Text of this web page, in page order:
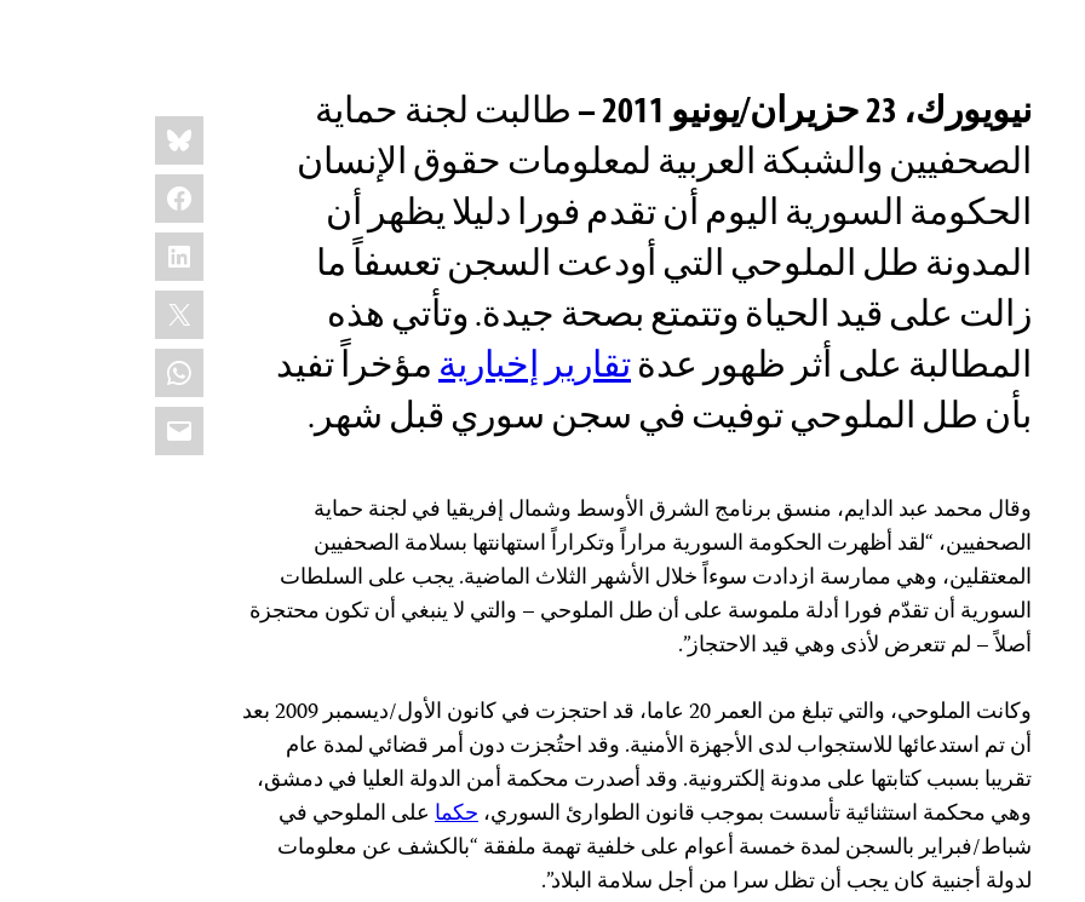
Share
this:
Bluesky
Facebook
LinkedIn
X
WhatsApp
Email
نيويورك، 23 حزيران/يونيو 2011 –
طالبت لجنة حماية
الصحفيين والشبكة العربية لمعلومات حقوق الإنسان
الحكومة السورية اليوم أن تقدم فورا دليلا يظهر أن
المدونة طل الملوحي التي أودعت السجن تعسفاً ما
زالت على قيد الحياة وتتمتع بصحة جيدة. وتأتي هذه
المطالبة على أثر ظهور عدةتقارير إخبارية مؤخراً تفيد
بأن طل الملوحي توفيت في سجن سوري قبل شهر.
وقال محمد عبد الدايم، منسق برنامج الشرق الأوسط وشمال إفريقيا في لجنة حماية
الصحفيين، “لقد أظهرت الحكومة السورية مراراً وتكراراً استهانتها بسلامة الصحفيين
المعتقلين، وهي ممارسة ازدادت سوءاً خلال الأشهر الثلاث الماضية. يجب على السلطات
السورية أن تقدّم فورا أدلة ملموسة على أن طل الملوحي – والتي لا ينبغي أن تكون محتجزة
أصلاً – لم تتعرض لأذى وهي قيد الاحتجاز”.
وكانت الملوحي، والتي تبلغ من العمر 20 عاما، قد احتجزت في كانون الأول/ديسمبر 2009 بعد
أن تم استدعائها للاستجواب لدى الأجهزة الأمنية. وقد احتُجزت دون أمر قضائي لمدة عام
تقريبا بسبب كتابتها على مدونة إلكترونية. وقد أصدرت محكمة أمن الدولة العليا في دمشق،
وهي محكمة استثنائية تأسست بموجب قانون الطوارئ السوري،حكما على الملوحي في
شباط/فبراير بالسجن لمدة خمسة أعوام على خلفية تهمة ملفقة “بالكشف عن معلومات
لدولة أجنبية كان يجب أن تظل سرا من أجل سلامة البلاد”.